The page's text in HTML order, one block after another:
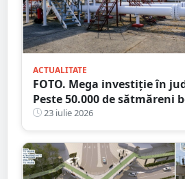
ACTUALITATE
FOTO. Mega investiție în
Peste 50.000 de sătmăreni
rețeaua de 39 de km!
23 iulie 2026